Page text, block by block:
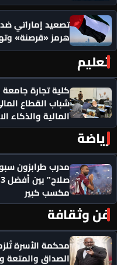
تصعيد إماراتي
هرمز «قرصنة»
تعليم
المالية والذكاء
رياضة
مدرب طرابزون
مكسب كبير
فن وثقافة
محكمة الأسرة
الصداق والمتعة